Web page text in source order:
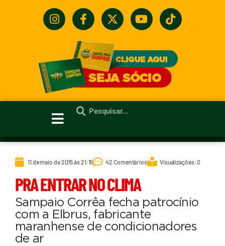
11 de maio de 2015 às 21:15 42 Comentários Visualizações: 0
PRA ENTRAR NO CLIMA
Sampaio Corrêa fecha patrocínio
com a Elbrus, fabricante
maranhense de condicionadores
de ar